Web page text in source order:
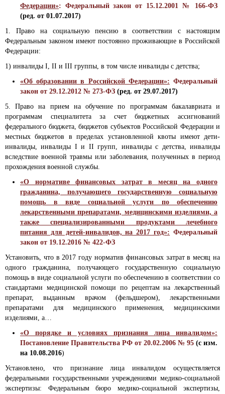
Федерации»: Федеральный закон от 15.12.2001 № 166-ФЗ
(ред. от 01.07.2017)
1. Право на социальную пенсию в соответствии с настоящим
Федеральным законом имеют постоянно проживающие в Российской
Федерации:
1) инвалиды I, II и III группы, в том числе инвалиды с детства;
«Об образовании в Российской Федерации»: Федеральный
закон от 29.12.2012 № 273-ФЗ (ред. от 29.07.2017)
5. Право на прием на обучение по программам бакалавриата и
программам специалитета за счет бюджетных ассигнований
федерального бюджета, бюджетов субъектов Российской Федерации и
местных бюджетов в пределах установленной квоты имеют дети-
инвалиды, инвалиды I и II групп, инвалиды с детства, инвалиды
вследствие военной травмы или заболевания, полученных в период
прохождения военной службы.
«О нормативе финансовых затрат в месяц на одного
гражданина, получающего государственную социальную
помощь в виде социальной услуги по обеспечению
лекарственными препаратами, медицинскими изделиями, а
также специализированными продуктами лечебного
питания для детей-инвалидов, на 2017 год»: Федеральный
закон от 19.12.2016 № 422-ФЗ
Установить, что в 2017 году норматив финансовых затрат в месяц на
одного гражданина, получающего государственную социальную
помощь в виде социальной услуги по обеспечению в соответствии со
стандартами медицинской помощи по рецептам на лекарственный
препарат, выданным врачом (фельдшером), лекарственными
препаратами для медицинского применения, медицинскими
изделиями, а…
«О порядке и условиях признания лица инвалидом»:
Постановление Правительства РФ от 20.02.2006 № 95 (с изм.
на 10.08.2016)
Установлено, что признание лица инвалидом осуществляется
федеральными государственными учреждениями медико-социальной
экспертизы: Федеральным бюро медико-социальной экспертизы,